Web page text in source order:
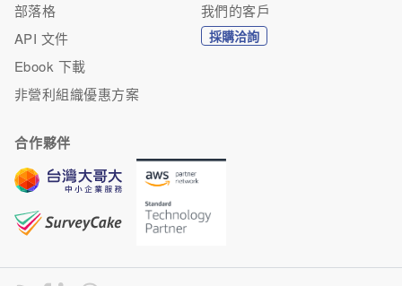
部落格
API 文件
Ebook 下載
非營利組織優惠方案
我們的客戶
採購洽詢
合作夥伴